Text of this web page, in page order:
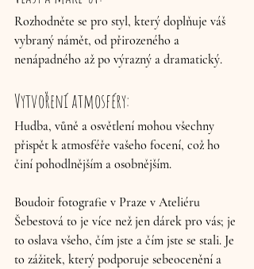
Rozhodněte se pro styl, který doplňuje váš
vybraný námět, od přirozeného a
nenápadného až po výrazný a dramatický.
Vytvoření atmosféry:
Hudba, vůně a osvětlení mohou všechny
přispět k atmosféře vašeho focení, což ho
činí pohodlnějším a osobnějším.
Boudoir fotografie v Praze v Ateliéru
Šebestová to je více než jen dárek pro vás; je
to oslava všeho, čím jste a čím jste se stali. Je
to zážitek, který podporuje sebeocenění a